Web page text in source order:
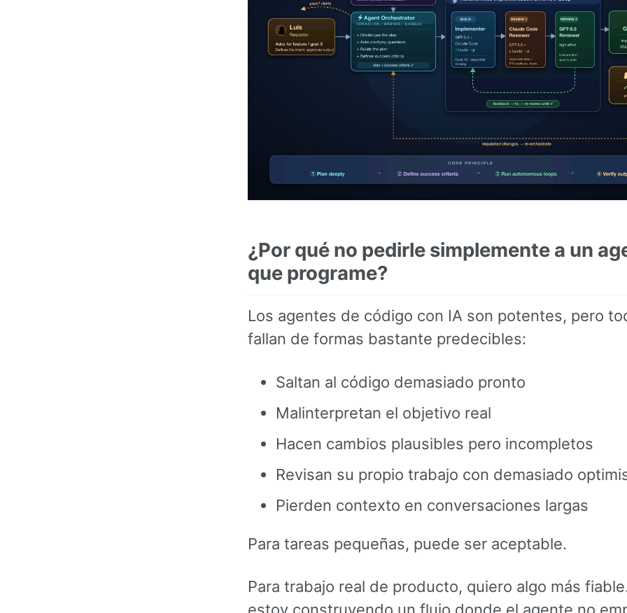
¿Por qué no pedirle simplemente a un
que programe?
Los agentes de código con IA son potentes, pero
fallan de formas bastante predecibles:
Saltan al código demasiado pronto
Malinterpretan el objetivo real
Hacen cambios plausibles pero incompletos
Revisan su propio trabajo con demasiado
Pierden contexto en conversaciones largas
Para tareas pequeñas, puede ser aceptable.
Para trabajo real de producto, quiero algo más